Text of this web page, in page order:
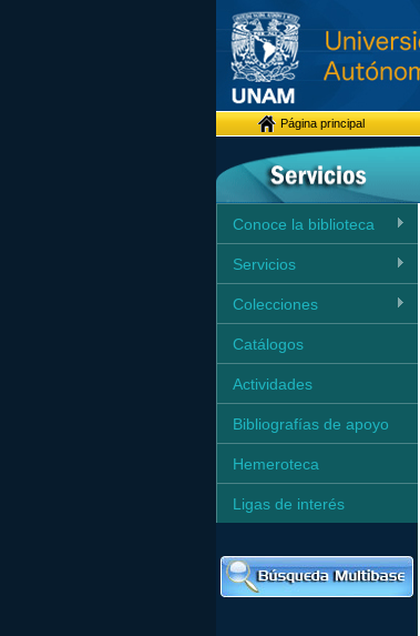
Página principal
Conoce la biblioteca
Servicios
Colecciones
Catálogos
Actividades
Bibliografías de apoyo
Hemeroteca
Ligas de interés